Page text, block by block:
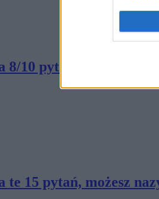
8/10 pytań, jesteś
te 15 pytań, możesz